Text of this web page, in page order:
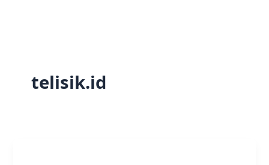
telisik.id